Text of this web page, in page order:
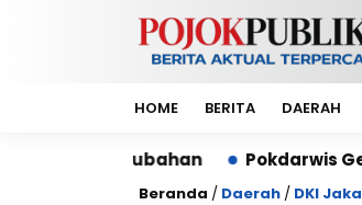
HOME BERITA DAERAH
Pokdarwis Genjot
Beranda / Daerah / DKI